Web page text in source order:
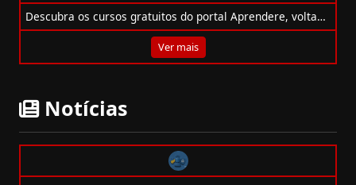
Descubra os cursos gratuitos do portal Aprendere, voltados a servidores e à comunidade de Curitiba, com emissão de certificados online.
Ver mais
Notícias